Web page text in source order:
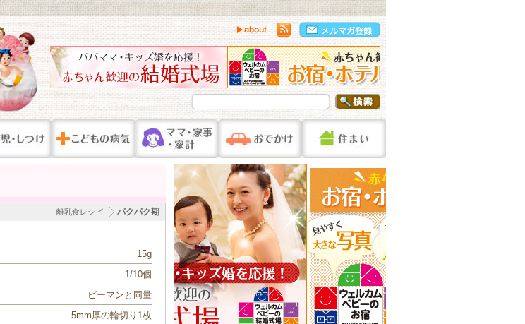
パクパク期
離乳食レシピ
15g
1/10個
ピーマンと同量
5mm厚の輪切り1枚